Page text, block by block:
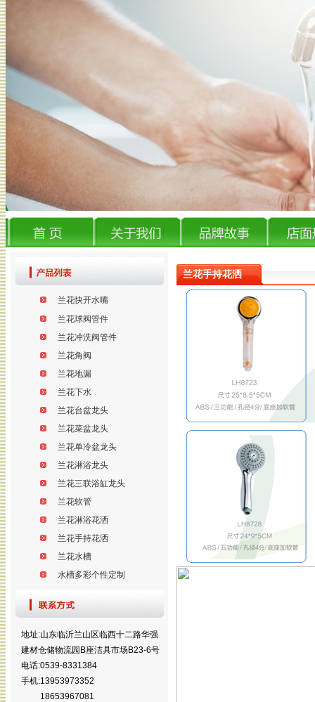
兰花快开水嘴
兰花球阀管件
兰花冲洗阀管件
兰花角阀
兰花地漏
兰花下水
兰花台盆龙头
兰花菜盆龙头
兰花单冷盆龙头
兰花淋浴龙头
兰花三联浴缸龙头
兰花软管
兰花淋浴花洒
兰花手持花洒
兰花水槽
水槽多彩个性定制
地址:山东临沂兰山区临西十二路华强
建材仓储物流园B座洁具市场B23-6号
电话:0539-8331384
手机:13953973352
18653967081
兰花手持花洒